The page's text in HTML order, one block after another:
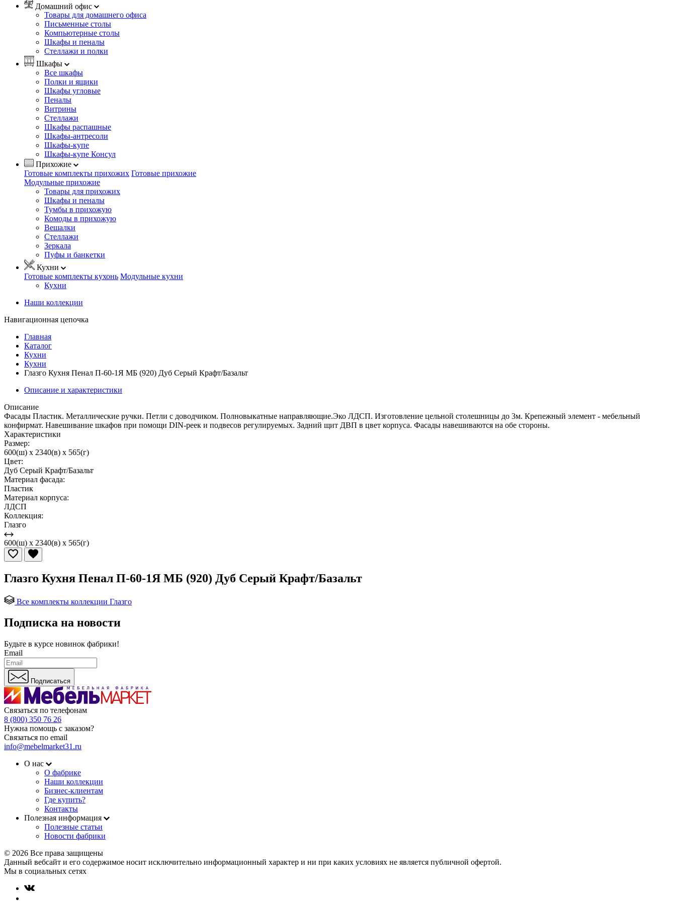
Домашний офис
Товары для домашнего офиса
Письменные столы
Компьютерные столы
Шкафы и пеналы
Стеллажи и полки
Шкафы
Все шкафы
Полки и ящики
Шкафы угловые
Пеналы
Витрины
Стеллажи
Шкафы распашные
Шкафы-антресоли
Шкафы-купе
Шкафы-купе Консул
Прихожие
Готовые комплекты прихожих Готовые прихожие
Модульные прихожие
Товары для прихожих
Шкафы и пеналы
Тумбы в прихожую
Комоды в прихожую
Вешалки
Стеллажи
Зеркала
Пуфы и банкетки
Кухни
Готовые комплекты кухонь Модульные кухни
Кухни
Наши коллекции
Навигационная цепочка
Главная
Каталог
Кухни
Кухни
Глазго Кухня Пенал П-60-1Я МБ (920) Дуб Серый Крафт/Базальт
Описание и характеристики
Описание
Фасады Пластик. Металлические ручки. Петли с доводчиком. Полновыкатные направляющие.Эко ЛДСП. Изготовление цельной столешницы до 3м. Крепежный элемент - мебельный
конфирмат. Навешивание шкафов при помощи DIN-реек и подвесов регулируемых. Задний щит ДВП в цвет корпуса. Фасады навешиваются на обе стороны.
Характеристики
Размер:
600(ш) x 2340(в) x 565(г)
Цвет:
Дуб Серый Крафт/Базальт
Материал фасада:
Пластик
Материал корпуса:
ЛДСП
Коллекция:
Глазго
600(ш) x 2340(в) x 565(г)
Глазго Кухня Пенал П-60-1Я МБ (920) Дуб Серый Крафт/Базальт
Все комплекты коллекции Глазго
Подписка на новости
Будьте в курсе новинок фабрики!
Email
Подписаться
Связаться по телефонам
8 (800) 350 76 26
Нужна помощь с заказом?
Связаться по email
info@mebelmarket31.ru
О нас
О фабрике
Наши коллекции
Бизнес-клиентам
Где купить?
Контакты
Полезная информация
Полезные статьи
Новости фабрики
© 2026 Все права защищены
Данный вебсайт и его содержимое носит исключительно информационный характер и ни при каких условиях не является публичной офертой.
Мы в социальных сетях